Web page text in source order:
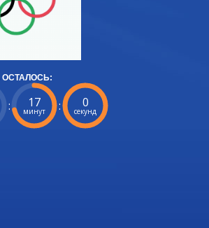
ОСТАЛОСЬ:
: 16
минут : 59
секунд